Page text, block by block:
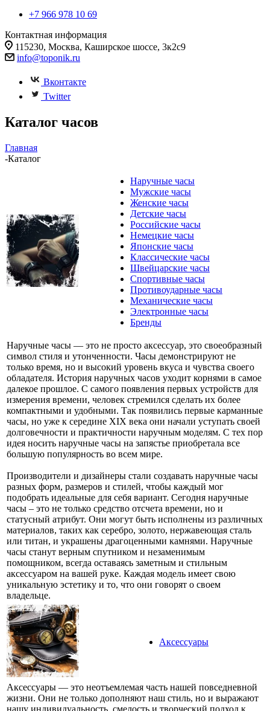
+7 966 978 10 69
Контактная информация
115230, Москва, Каширское шоссе, 3к2с9
info@toponik.ru
Вконтакте
Twitter
Каталог часов
Главная
-Каталог
Наручные часы
Мужские часы
Женские часы
Детские часы
Российские часы
Немецкие часы
Японские часы
Классические часы
Швейцарские часы
Спортивные часы
Противоударные часы
Механические часы
Электронные часы
Бренды
Наручные часы — это не просто аксессуар, это своеобразный
символ стиля и утонченности. Часы демонстрируют не
только время, но и высокий уровень вкуса и чувства своего
обладателя. История наручных часов уходит корнями в самое
далекое прошлое. С самого появления первых устройств для
измерения времени, человек стремился сделать их более
компактными и удобными. Так появились первые карманные
часы, но уже к середине XIX века они начали уступать своей
долговечности и практичности наручным моделям. С тех пор
идея носить наручные часы на запястье приобретала все
большую популярность во всем мире.
Производители и дизайнеры стали создавать наручные часы
разных форм, размеров и стилей, чтобы каждый мог
подобрать идеальные для себя вариант. Сегодня наручные
часы – это не только средство отсчета времени, но и
статусный атрибут. Они могут быть исполнены из различных
материалов, таких как серебро, золото, нержавеющая сталь
или титан, и украшены драгоценными камнями. Наручные
часы станут верным спутником и незаменимым
помощником, всегда оставаясь заметным и стильным
аксессуаром на вашей руке. Каждая модель имеет свою
уникальную эстетику и то, что они говорят о своем
владельце.
Аксессуары
Аксессуары — это неотъемлемая часть нашей повседневной
жизни. Они не только дополняют наш стиль, но и выражают
нашу индивидуальность, смелость и творческий подход к